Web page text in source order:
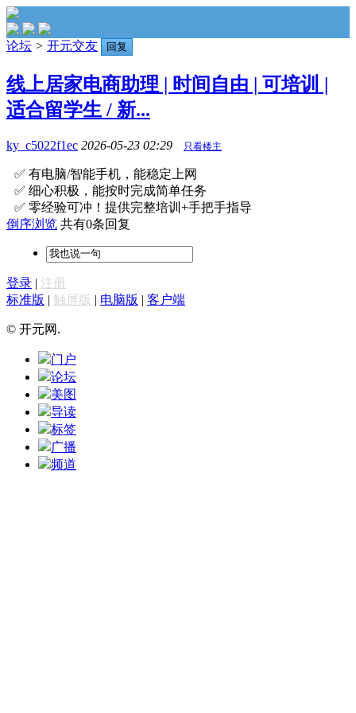
论坛 > 开元交友 回复
线上居家电商助理 | 时间自由 | 可培训 |
适合留学生 / 新...
ky_c5022f1ec 2026-05-23 02:29 只看楼主
✅ 有电脑/智能手机，能稳定上网
✅ 细心积极，能按时完成简单任务
✅ 零经验可冲！提供完整培训+手把手指导
倒序浏览 共有0条回复
登录 | 注册
标准版 | 触屏版 | 电脑版 | 客户端
© 开元网.
门户
论坛
美图
导读
标签
广播
频道